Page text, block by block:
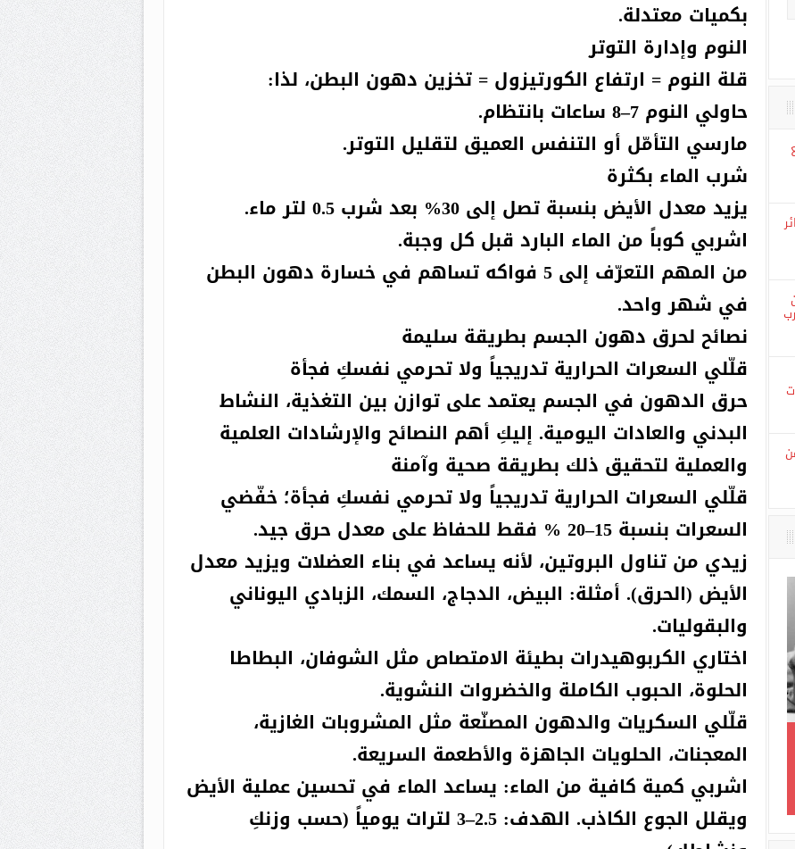
بكميات معتدلة.
النوم وإدارة التوتر
قلة النوم = ارتفاع الكورتيزول = تخزين دهون البطن، لذا:
حاولي النوم 7–8 ساعات بانتظام.
مارسي التأمّل أو التنفس العميق لتقليل التوتر.
شرب الماء بكثرة
يزيد معدل الأيض بنسبة تصل إلى 30% بعد شرب 0.5 لتر ماء.
اشربي كوباً من الماء البارد قبل كل وجبة.
من المهم التعرّف إلى 5 فواكه تساهم في خسارة دهون البطن
في شهر واحد.
نصائح لحرق دهون الجسم بطريقة سليمة
قلّلي السعرات الحرارية تدريجياً ولا تحرمي نفسكِ فجأة
حرق الدهون في الجسم يعتمد على توازن بين التغذية، النشاط
البدني والعادات اليومية. إليكِ أهم النصائح والإرشادات العلمية
والعملية لتحقيق ذلك بطريقة صحية وآمنة
قلّلي السعرات الحرارية تدريجياً ولا تحرمي نفسكِ فجأة؛ خفّضي
السعرات بنسبة 15–20 % فقط للحفاظ على معدل حرق جيد.
زيدي من تناول البروتين، لأنه يساعد في بناء العضلات ويزيد معدل
الأيض (الحرق). أمثلة: البيض، الدجاج، السمك، الزبادي اليوناني
والبقوليات.
اختاري الكربوهيدرات بطيئة الامتصاص مثل الشوفان، البطاطا
الحلوة، الحبوب الكاملة والخضروات النشوية.
قلّلي السكريات والدهون المصنّعة مثل المشروبات الغازية،
المعجنات، الحلويات الجاهزة والأطعمة السريعة.
اشربي كمية كافية من الماء: يساعد الماء في تحسين عملية الأيض
ويقلل الجوع الكاذب. الهدف: 2.5–3 لترات يومياً (حسب وزنكِ
توقيف ثلاثيني متلبس بـ17
طائرة “درون” غير مرخصة
خطوات تُواجهين بها غضب
ابنتك وابنك المراهق…ومتى